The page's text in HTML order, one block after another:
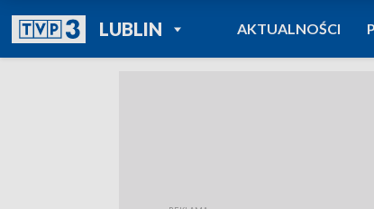
LUBLINPOWRÓT DO
TVP REGIONY
AKTUALNOŚCI